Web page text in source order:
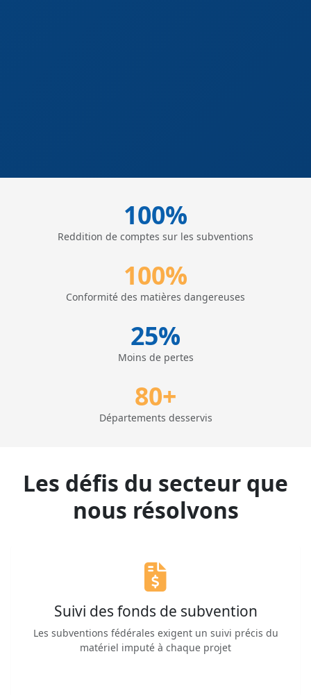
100%
Reddition de comptes sur les subventions
100%
Conformité des matières dangereuses
25%
Moins de pertes
80+
Départements desservis
Les défis du secteur que
nous résolvons
Suivi des fonds de subvention
Les subventions fédérales exigent un suivi précis du
matériel imputé à chaque projet